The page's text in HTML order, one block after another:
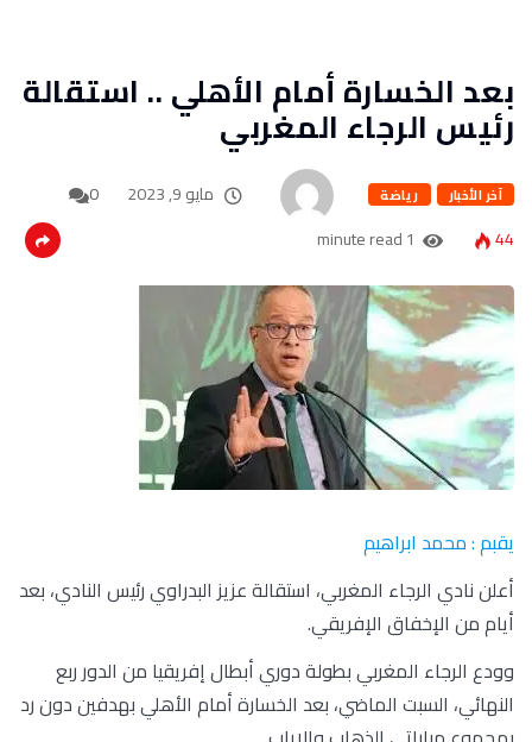
بعد الخسارة أمام الأهلي .. استقالة
رئيس الرجاء المغربي
آخر الأخبار رياضة مايو 9, 2023
0
44
1 minute read
يقبم : محمد ابراهيم
أعلن نادي الرجاء المغربي، استقالة عزيز البدراوي رئيس النادي، بعد
أيام من الإخفاق الإفريقي.
وودع الرجاء المغربي بطولة دوري أبطال إفريقيا من الدور ربع
النهائي، السبت الماضي، بعد الخسارة أمام الأهلي بهدفين دون رد